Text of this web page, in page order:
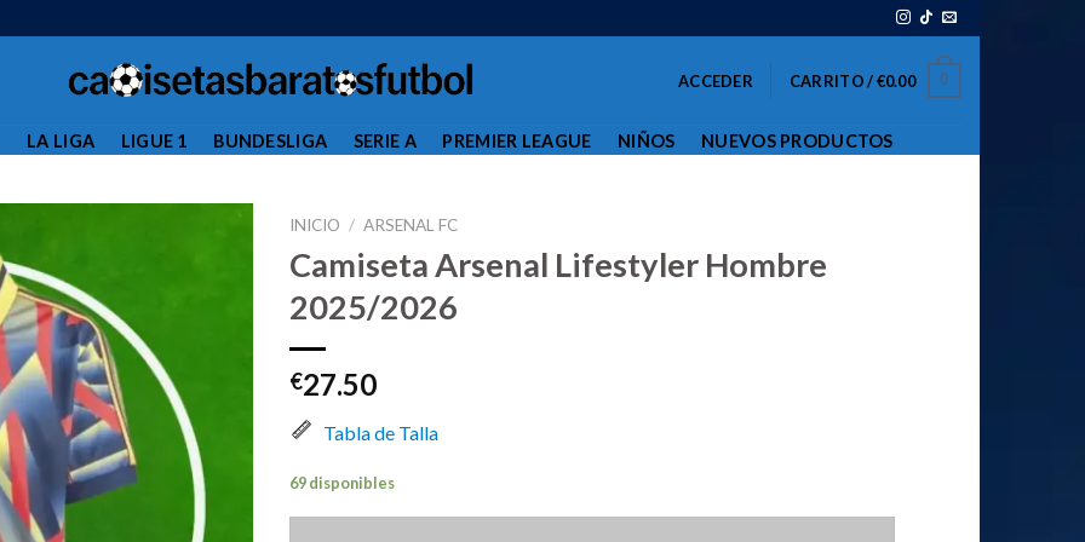
ACCEDER CARRITO /€0.00 0
LA LIGA LIGUE 1 BUNDESLIGA SERIE A PREMIER LEAGUE NIÑOS NUEVOS PRODUCTOS
INICIO / ARSENAL FC
Camiseta Arsenal Lifestyler Hombre
2025/2026
€27.50
Tabla de Talla
69 disponibles